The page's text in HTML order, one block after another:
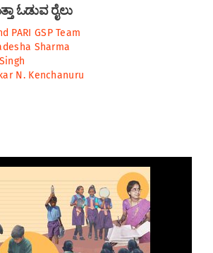
ಓಡುವ ರೈಲು
PARI GSP Team
Sharma
N. Kenchanuru